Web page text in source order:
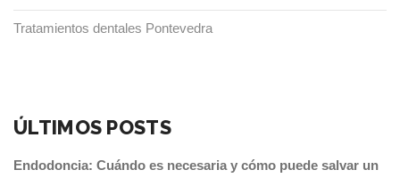
Tratamientos dentales Pontevedra
ÚLTIMOS POSTS
Endodoncia: Cuándo es necesaria y cómo puede salvar un